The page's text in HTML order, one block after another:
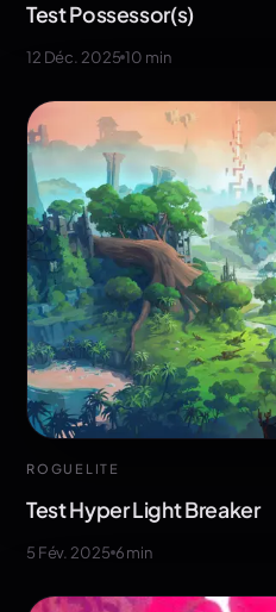
Test Possessor(s)
12 Déc. 2025 10 min
ROGUELITE
Test Hyper Light Breaker
5 Fév. 2025 6min